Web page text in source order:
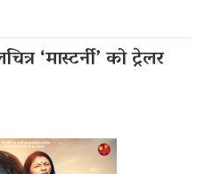
‘मास्टर्नी’ को ट्रेलर